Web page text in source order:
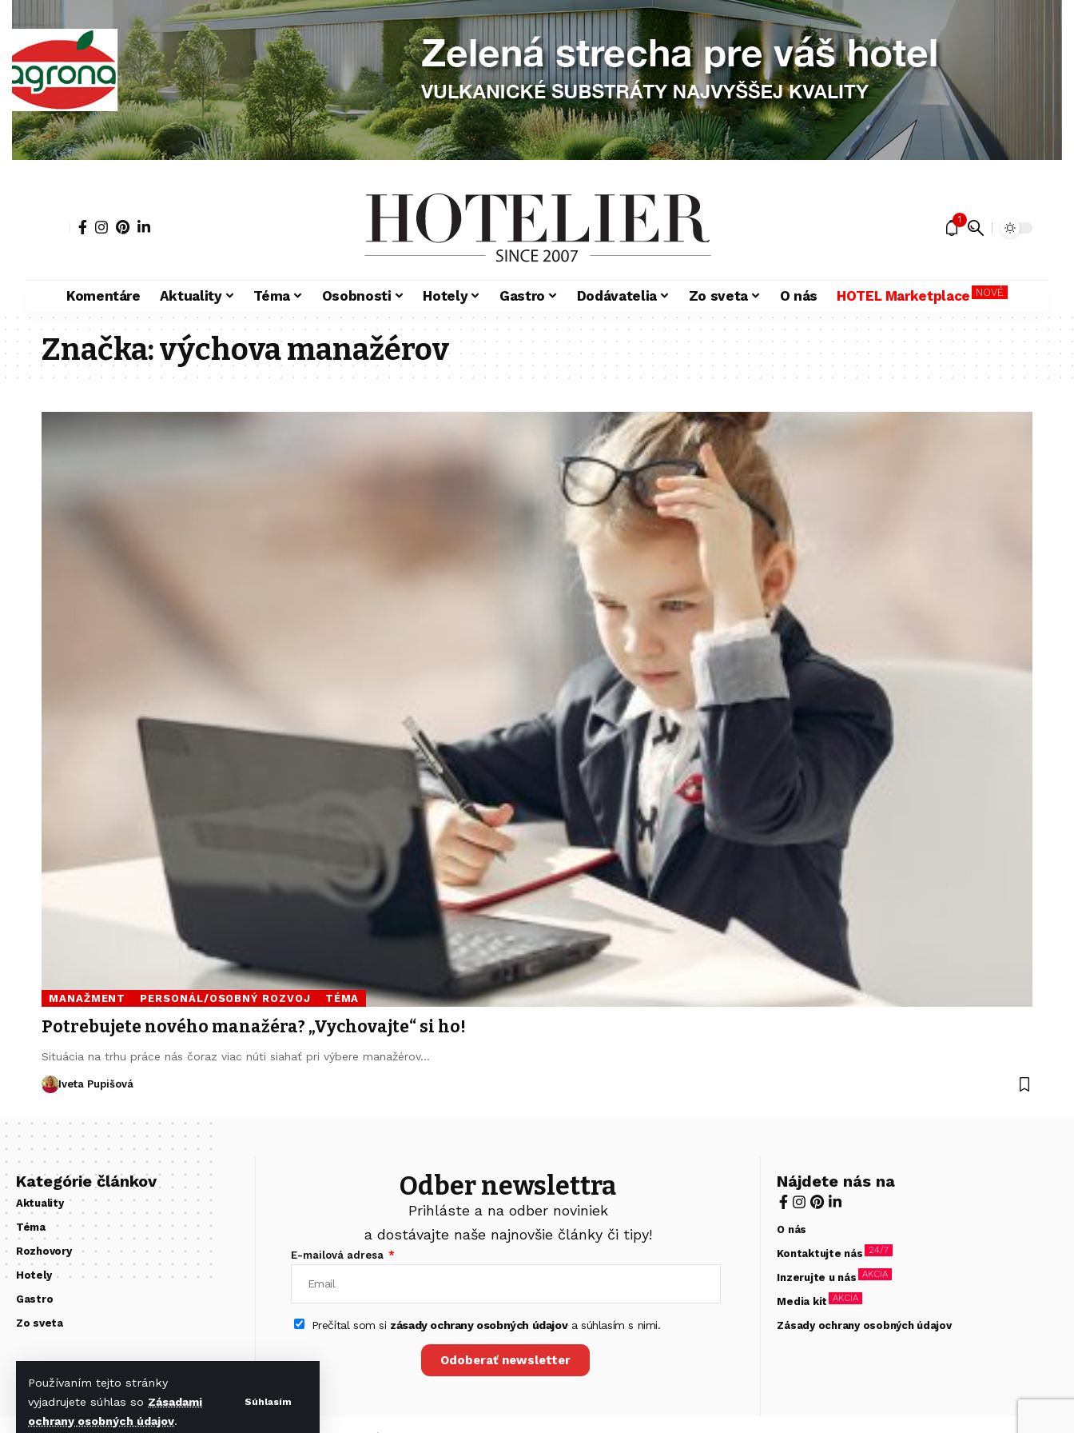
Používaním tejto stránky
vyjadrujete súhlas so Zásadami
ochrany osobných údajov.
Súhlasím
1
Komentáre Aktuality Téma Osobnosti Hotely Gastro Dodávatelia Zo sveta O nás HOTEL Marketplace NOVÉ
Značka:výchova manažérov
MANAŽMENT PERSONÁL/OSOBNÝ ROZVOJ TÉMA
Potrebujete nového manažéra? „Vychovajte“ si ho!
Situácia na trhu práce nás čoraz viac núti siahať pri výbere manažérov…
Iveta Pupišová
Kategórie článkov
Aktuality
Téma
Rozhovory
Hotely
Gastro
Zo sveta
Odber newslettra
Prihláste a na odber noviniek
a dostávajte naše najnovšie články či tipy!
E-mailová adresa
Prečítal som si zásady ochrany osobných údajova súhlasím s nimi.
Odoberať newsletter
Nájdete nás na
O nás
Kontaktujte nás 24/7
Inzerujte u nás AKCIA
Media kit AKCIA
Zásady ochrany osobných údajov